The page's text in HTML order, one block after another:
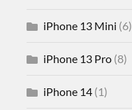
iPhone 13 Mini (6)
iPhone 13 Pro (8)
iPhone 14 (1)